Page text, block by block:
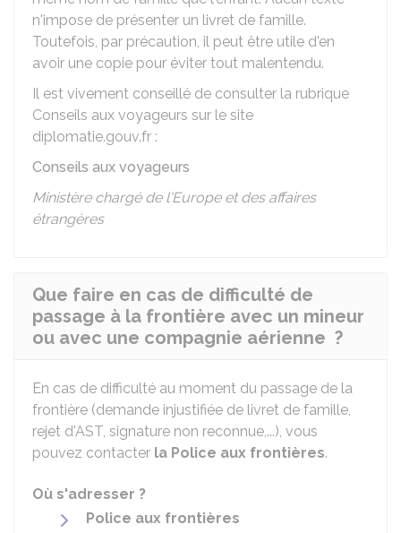
n'impose de présenter un livret de famille.
Toutefois, par précaution, il peut être utile d'en
avoir une copie pour éviter tout malentendu.
Il est vivement conseillé de consulter la rubrique
Conseils aux voyageurs sur le site
diplomatie.gouv.fr :
Conseils aux voyageurs
Ministère chargé de l'Europe et des affaires
étrangères
Que faire en cas de difficulté de
passage à la frontière avec un mineur
ou avec une compagnie aérienne ?
En cas de difficulté au moment du passage de la
frontière (demande injustifiée de livret de famille,
rejet d'AST, signature non reconnue,...), vous
pouvez contacter la Police aux frontières.
Où s'adresser ?
Police aux frontières